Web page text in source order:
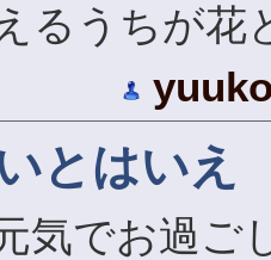
るうちが花
とはいえ
気でお過ご